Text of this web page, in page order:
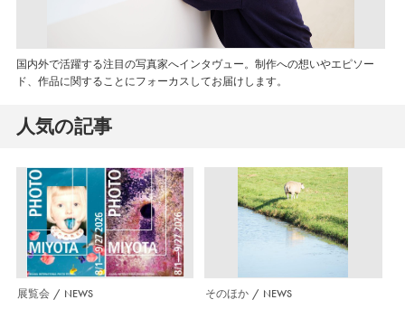
国内外で活躍する注目の写真家へインタヴュー。制作への想いやエピソー
ド、作品に関することにフォーカスしてお届けします。
人気の記事
展覧会 NEWS そのほか NEWS